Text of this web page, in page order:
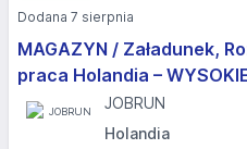
MAGAZYN / Załadunek,
praca Holandia –
JOBRUN
Holandia
Dodana 7 sierpnia